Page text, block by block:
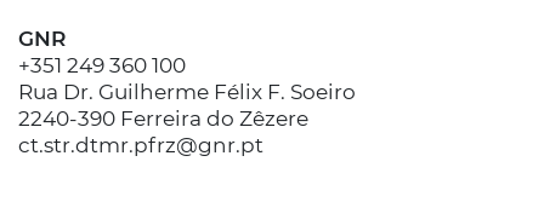
GNR
+351 249 360 100
Rua Dr. Guilherme Félix F. Soeiro
2240-390 Ferreira do Zêzere
ct.str.dtmr.pfrz@gnr.pt